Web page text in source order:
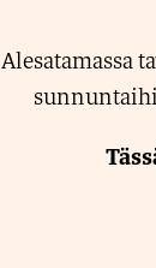
Alesatamassa